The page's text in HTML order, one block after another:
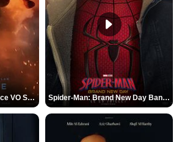
L'Odyssée Bande-annonce VO STFR Spider-Man: Brand New Day Bande-annonce VO STFR